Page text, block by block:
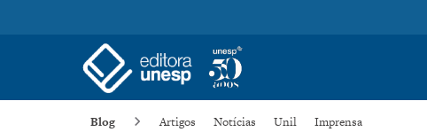
Blog Artigos Notícias Unil Imprensa